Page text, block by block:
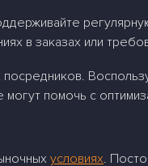
в заказах или
помочь с
условиях.